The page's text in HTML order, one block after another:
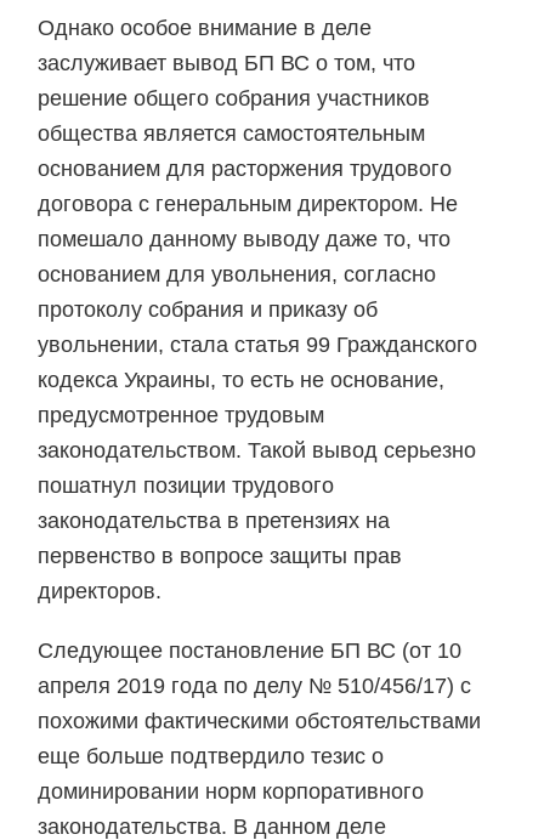
Однако особое внимание в деле
заслуживает вывод БП ВС о том, что
решение общего собрания участников
общества является самостоятельным
основанием для расторжения трудового
договора с генеральным директором. Не
помешало данному выводу даже то, что
основанием для увольнения, согласно
протоколу собрания и приказу об
увольнении, стала статья 99 Гражданского
кодекса Украины, то есть не основание,
предусмотренное трудовым
законодательством. Такой вывод серьезно
пошатнул позиции трудового
законодательства в претензиях на
первенство в вопросе защиты прав
директоров.
Следующее постановление БП ВС (от 10
апреля 2019 года по делу № 510/456/17) с
похожими фактическими обстоятельствами
еще больше подтвердило тезис о
доминировании норм корпоративного
законодательства. В данном деле